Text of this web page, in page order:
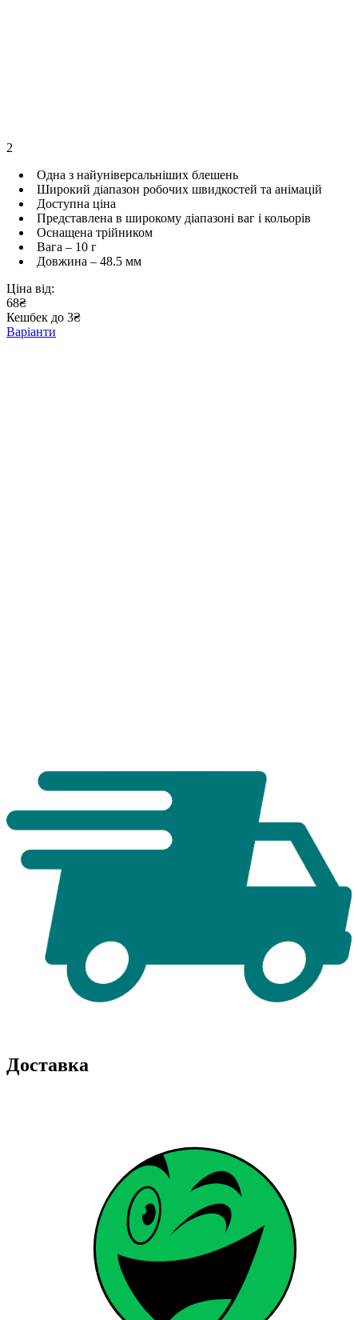
2
Одна з найуніверсальніших блешень
Широкий діапазон робочих швидкостей та анімацій
Доступна ціна
Представлена ​​в широкому діапазоні ваг і кольорів
Оснащена трійником
Вага – 10 г
Довжина – 48.5 мм
Ціна від:
68₴
Кешбек до 3₴
Варіанти
Доставка